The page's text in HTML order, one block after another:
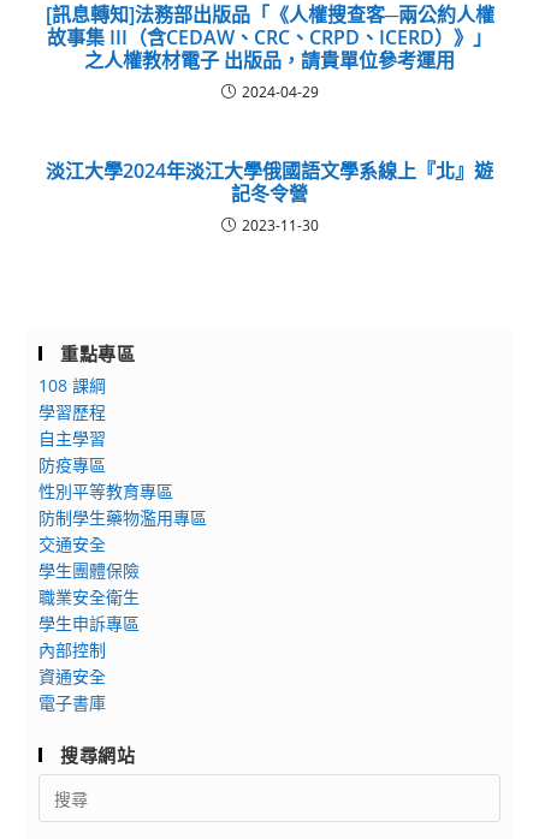
[訊息轉知]法務部出版品「《人權搜查客─兩公約人權
故事集 III（含CEDAW、CRC、CRPD、ICERD）》」
之人權教材電子 出版品，請貴單位參考運用
2024-04-29
淡江大學2024年淡江大學俄國語文學系線上『北』遊
記冬令營
2023-11-30
重點專區
108 課綱
學習歷程
自主學習
防疫專區
性別平等教育專區
防制學生藥物濫用專區
交通安全
學生團體保險
職業安全衛生
學生申訴專區
內部控制
資通安全
電子書庫
搜尋網站
Search
for: